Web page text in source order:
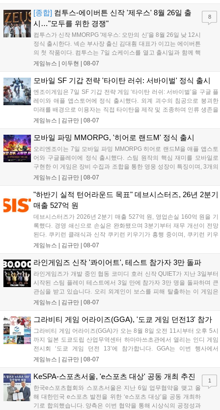
서는 대회 규정에 따라 별도의 유니폼을 착용할 계획이다....
[종합] 컴투스-에이버튼 신작 '제우스' 8월 26일 출
시…"모두를 위한 경쟁"
컴투스가 신작 MMORPG '제우스: 오만의 신'을 8월 26일 낮 12시
정식 출시한다. 넥슨 부사장 출신 김대훤 대표가 이끄는 에이버튼
의 첫 작품이다. 컴투스는 7일 쇼케이스를 열고 출시일과 함께 핵
심 콘텐츠, 유료화 정책, 운영 방향을 공개했다. 캐릭터명 선점은
의 오만으로 균열이...
게임뉴스 | 이두현 | 08-07
8
모바일 SF 기갑 전략 '타이탄 러쉬: 서바이벌' 정식 출시
엔조이게임은 7일 SF 기갑 전략 게임 ‘타이탄 러쉬: 서바이벌’을 구글 플
레이와 애플 앱스토어에 정식 출시했다. 외계 괴수의 침공으로 붕괴한
미래를 배경으로 이용자는 직접 타이탄을 제작 및 조종하며 인류 생존을
위한 전투를 펼친다. 지휘관 모집, 피난처 운영, 연맹 협동 콘텐츠가 특징
지원 보상을 제공한다. 상세 내용은 공식 커뮤니티에서 확인 가능하다....
게임뉴스 | 김규만 | 08-07
모바일 파밍 MMORPG, '히어로 랜드M' 정식 출시
오리엔조이는 7일 모바일 파밍 MMORPG 히어로 랜드M을 애플 앱스토
어와 구글플레이에 정식 출시했다. 스팀 원작의 핵심 재미를 모바일로
구현한 이 게임은 장비 수집과 조합을 통한 영웅 성장이 특징이며, 3개의
무기 스킬을 활용한 전략적 전투와 길드전 등 다양한 콘텐츠를 제공한
혜택을 지급하며, 상세 내용은 공식 라운지에서 확인할 수 있다. 이용자
는 게임 접속 및 주요 콘텐츠 플레이를 통해 성장을 지원받을 수 있다....
게임뉴스 | 김규만 | 08-07
"하반기 실적 턴어라운드 목표" 데브시스터즈, 26년 2분기
매출 527억 원
데브시스터즈가 2026년 2분기 매출 527억 원, 영업손실 160억 원을 기
록했다. 경영 쇄신으로 손실은 완화됐으며 3분기부터 재무 개선이 전망
된다. 쿠키런 클래식과 신작 쿠키런 키우기가 흥행 중이며, 쿠키런 키우
기는 13일 첫 업데이트를 시작으로 2주 간격의 콘텐츠를 제공한다. 또한
이다. 회사는 비용 효율화와 신작 흥행을 통해 하반기 실적 턴어라운드
게임뉴스 | 김규만 | 08-07
라인게임즈 신작 '콰이어트', 테스트 참가자 3만 돌파
라인게임즈가 개발 중인 협동 코미디 호러 신작 QUIET가 지난 3일부터
시작된 스팀 플레이 테스트에서 3일 만에 참가자 3만 명을 돌파하며 큰
관심을 받고 있습니다. 오리 외계인이 보스를 피해 탈출하는 이 게임은
최대 4인 협동을 지원하며, 소음 관리와 물리 법칙을 활용한 전략적 플레
을 개선 중이며, 상세 정보는 스팀 페이지에서 확인 가능합니다....
게임뉴스 | 김규만 | 08-07
그라비티 게임 어라이즈(GGA), '도쿄 게임 던전13' 참가
그라비티 게임 어라이즈(GGA)가 오는 8월 8일 오전 11시부터 오후 5시
까지 일본 도쿄도립 산업무역센터 하마마쓰초관에서 열리는 인디 게임
전시회 ‘도쿄 게임 던전 13’에 참가합니다. GGA는 이번 행사에서
‘JALECO ARCADE COLLECTION’ 시리즈의 미공개 작품 12종을 최초
입니다. 시연 참여 관람객에게는 선착순으로 특별 굿즈를 증정하며, 인
게임뉴스 | 김규만 | 08-07
KeSPA-스포츠서울, 'e스포츠 대상' 공동 개최 추진
한국e스포츠협회와 스포츠서울은 지난 6일 업무협약을 맺고 올
해 대한민국 e스포츠 발전을 위한 ‘e스포츠 대상’을 공동 개최하
기로 합의했습니다. 양측은 이번 협약을 통해 시상식의 공정성과
1